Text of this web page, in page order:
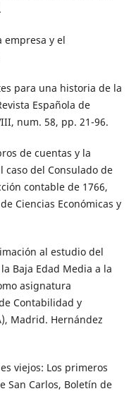
empresa y el
para una historia de la
Española de
num. 58, pp. 21-96.
de cuentas y la
caso del Consulado de
contable de 1766,
Ciencias Económicas y
al estudio del
Baja Edad Media a la
asignatura
Contabilidad y
Madrid. Hernández
viejos: Los primeros
San Carlos, Boletín de